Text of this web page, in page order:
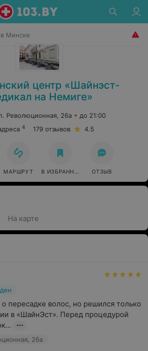
Минске
центр «Шайнэст-
на Немиге»
Революционная, 26а
до 21:00
4 179 отзывов 4.5
МАРШРУТ В ИЗБРАННОЕ ОТЗЫВ
На карте
пересадке волос, но решился только
в «ШайнЭст». Перед процедурой
26а